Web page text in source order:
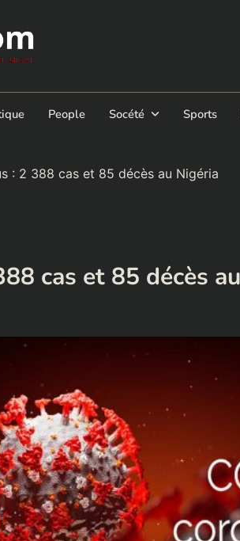
People Socété Sports
: 2 388 cas et 85 décès au Nigéria
cas et 85 décès